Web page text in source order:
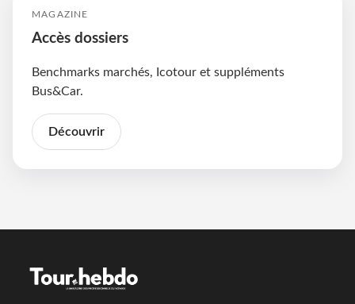
MAGAZINE
Accès dossiers
Benchmarks marchés, Icotour et suppléments
Bus&Car.
Découvrir